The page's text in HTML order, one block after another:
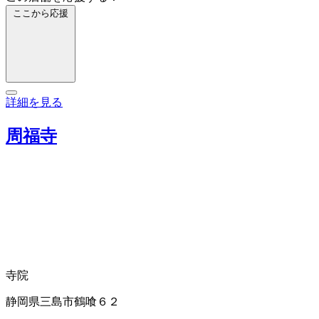
ここから応援
詳細を見る
周福寺
寺院
静岡県三島市鶴喰６２